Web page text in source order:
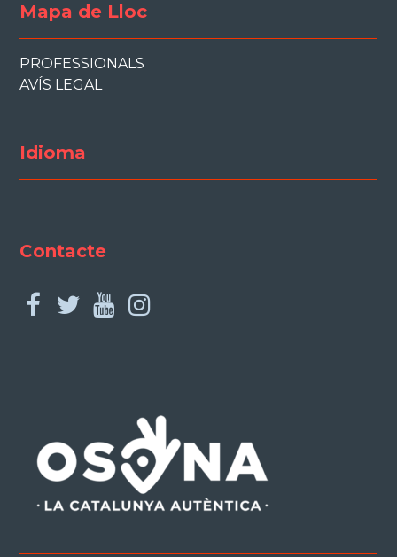
Mapa de Lloc
PROFESSIONALS
AVÍS LEGAL
Idioma
Contacte
facebook
twitteryoutube